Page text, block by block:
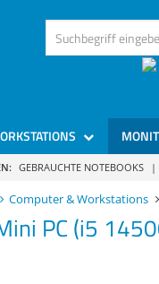
GEBRAUCHTE NOTEBOOKS |
Computer & Workstations
PC (i5